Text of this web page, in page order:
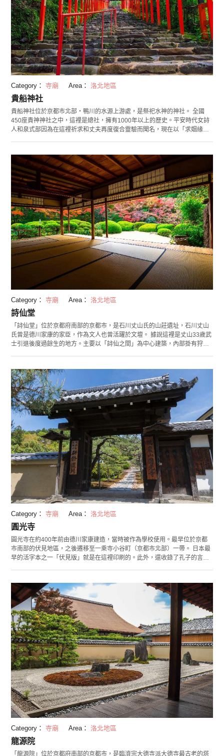
Category： 寺廟 Area： 洛北地區
貴船神社
貴船神社位於京都市北部・鴨川的水源上游處，是祭祀水神的神社。 全國
450座貴神神社之中，這裡是總社，擁有1000年以上的歷史。平安時代女詩
人和泉式部因為在這裡祈求和丈夫再度復合靈驗而聞名，現在以「求姻緣」
籤上的QR CODE，就可以立刻顯示英文、中文和韓文占卜結果。 每年七夕
的時候舉辦夜間點燈活動，可以欣賞到祈願竹枝在五光十色燈光照射下的夢
幻景色。
Category： 寺廟 Area： 洛北地區
詩仙堂
「詩仙堂」位於京都府南部的京都市，是石川丈山氏的山莊遺址，石川丈山
氏曾是德川家康的家臣，作為文人也曾活躍於文壇。 據說這裡是丈山33歲武
士引退後度過餘生的地方。主要以「詩仙之間」為中心建築，內部掛有狩野
為「馬郎婦觀音」，據說在祈求學業有成等方面很靈驗。 從書院眺望，可以
看到庭院內種著大片的杜鵑花，由此來展現中國的山脈。在這裡可欣賞到四
季的不同風情，秋天的紅葉尤為有名氣。里側映入眼簾的是長有苔蘚的庭
院，還能遇到面露可愛笑臉的地藏菩薩。另外，據說在丈山的提議下製作的
日本首個「鹿威（竹筒敲石）」也很值得一看。雖然鹿威二字就是字面上的
意思，是為了防止野生鹿和野豬入侵而製作的道具，但流水之音加上竹筒敲
石的聲音格外風雅，在這裡散步也非常舒心。
Category： 寺廟 Area： 洛北地區
圓光寺
圓光寺在約400年前由德川家康建造，當時被作為學校使用。最早位於京都
市南部的伏見地區，之後遷移至一乘寺小谷町（京都市北部）一帶。 日本最
早的活字本之一「伏見版」就是在這裡印刷的。此外，還收錄了孔子的言行
在這裡輕鬆體驗坐禪。 從書院眺望的十牛之庭彷彿畫卷一般美麗。特別是在
紅葉時節吸引許多遊客前來觀賞。
Category： 寺廟 Area： 洛北地區
龍源院
「龍源院」位於京都府南部的京都市，是臨濟宗大德寺派大德寺最古老的塔